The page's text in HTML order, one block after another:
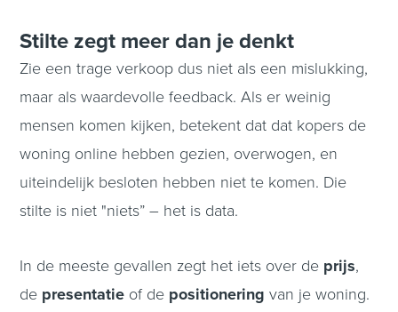
Stilte zegt meer dan je denkt
Zie een trage verkoop dus niet als een mislukking,
maar als waardevolle feedback. Als er weinig
mensen komen kijken, betekent dat dat kopers de
woning online hebben gezien, overwogen, en
uiteindelijk besloten hebben niet te komen. Die
stilte is niet "niets” – het is data.
In de meeste gevallen zegt het iets over de prijs,
de presentatie of de positionering van je woning.